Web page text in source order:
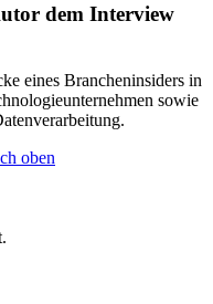
dem Interview
eines Brancheninsiders in
sowie
oben